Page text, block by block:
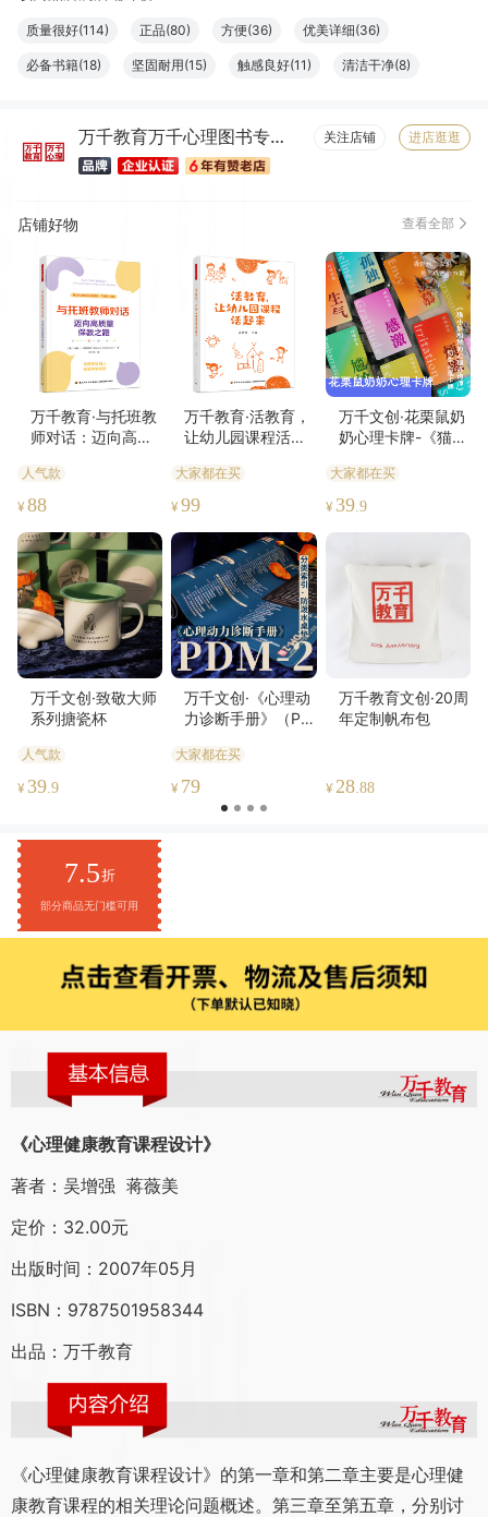
钟*华 11月10日买了1件
质量很好(114) 正品(80) 方便(36) 优美详细(36)
必备书籍(18) 坚固耐用(15) 触感良好(11) 清洁干净(8)
包装很好(6) 大小合适(6) 真材实料(6) 纸张精良(6)
万千教育万千心理图书专营店 关注店铺 进店逛逛
店铺好物 查看全部
万千教育·与托班教
师对话：迈向高质
人气款
¥ 88
万千教育·活教育，
让幼儿园课程活起
大家都在买
¥ 99
万千文创·花栗鼠奶
奶心理卡牌-《猫小
师》衍生卡牌-情绪
练习、个人探索、
大家都在买
¥ 39.9
万千文创·致敬大师
系列搪瓷杯
人气款
¥ 39 .9
万千文创·《心理动
力诊断手册》（PD
垫
大家都在买
¥ 79
万千教育文创·20周
年定制帆布包
¥ 28.88
7.5折
部分商品无门槛可用
《心理健康教育课程设计》
著者：吴增强 蒋薇美
定价：32.00元
出版时间：2007年05月
ISBN：9787501958344
出品：万千教育
《心理健康教育课程设计》的第一章和第二章主要是心理健
康教育课程的相关理论问题概述。第三章至第五章，分别讨